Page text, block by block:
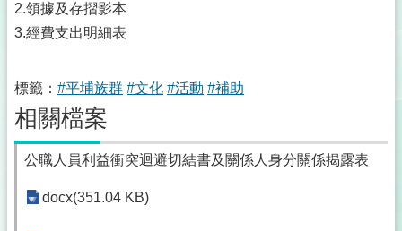
2.領據及存摺影本
3.經費支出明細表
標籤： #平埔族群 #文化 #活動 #補助
相關檔案
公職人員利益衝突迴避切結書及關係人身分關係揭露表
docx(351.04 KB)